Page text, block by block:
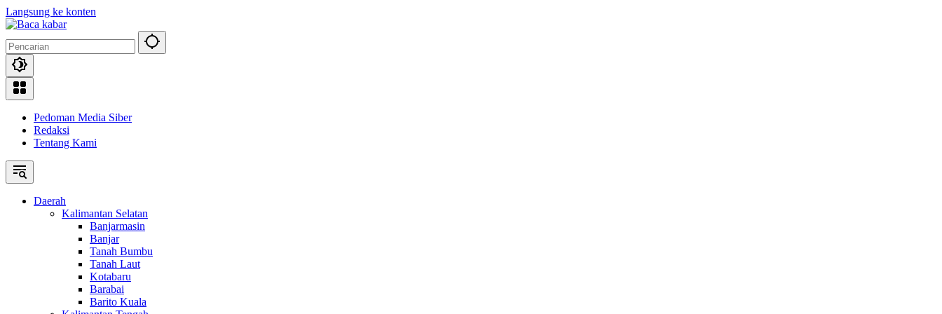
Langsung ke konten
Pedoman Media Siber
Redaksi
Tentang Kami
Daerah
Kalimantan Selatan
Banjarmasin
Banjar
Tanah Bumbu
Tanah Laut
Kotabaru
Barabai
Barito Kuala